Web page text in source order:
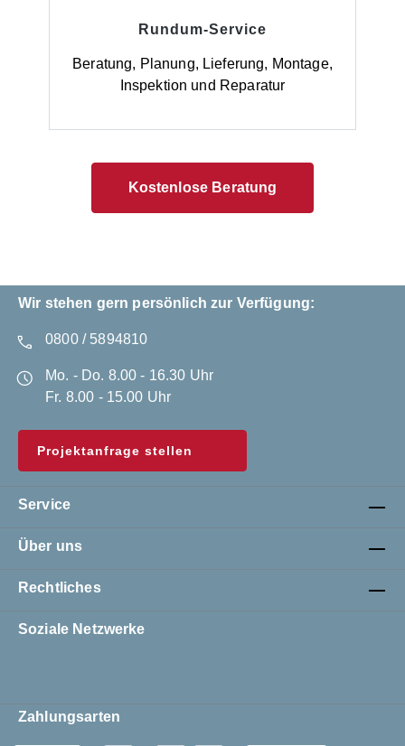
Rundum-Service
Beratung, Planung, Lieferung, Montage,
Inspektion und Reparatur
Kostenlose Beratung
Wir stehen gern persönlich zur Verfügung:
0800 / 5894810
Mo. - Do. 8.00 - 16.30 Uhr
Fr. 8.00 - 15.00 Uhr
Projektanfrage stellen
Service
Über uns
Rechtliches
Soziale Netzwerke
Zahlungsarten